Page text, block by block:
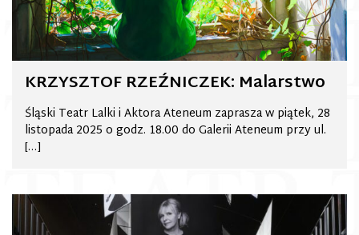
KRZYSZTOF RZEŹNICZEK: Malarstwo
Śląski Teatr Lalki i Aktora Ateneum zaprasza w piątek, 28
listopada 2025 o godz. 18.00 do Galerii Ateneum przy ul.
[…]